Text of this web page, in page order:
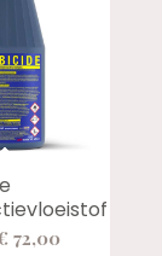
72,00Prijsklasse: